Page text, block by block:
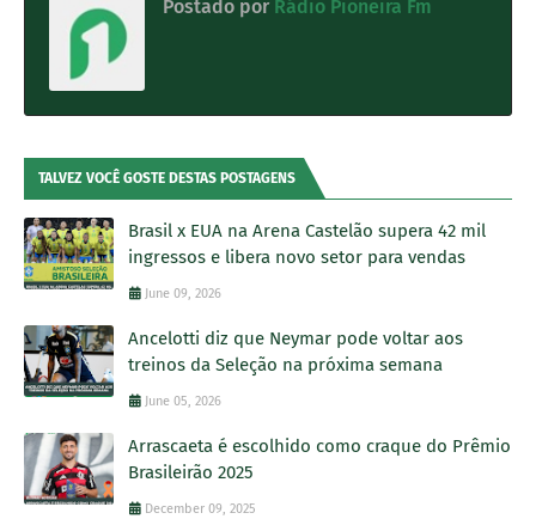
Postado por Rádio Pioneira Fm
TALVEZ VOCÊ GOSTE DESTAS POSTAGENS
Brasil x EUA na Arena Castelão supera 42 mil
ingressos e libera novo setor para vendas
June 09, 2026
Ancelotti diz que Neymar pode voltar aos
treinos da Seleção na próxima semana
June 05, 2026
Arrascaeta é escolhido como craque do Prêmio
Brasileirão 2025
December 09, 2025